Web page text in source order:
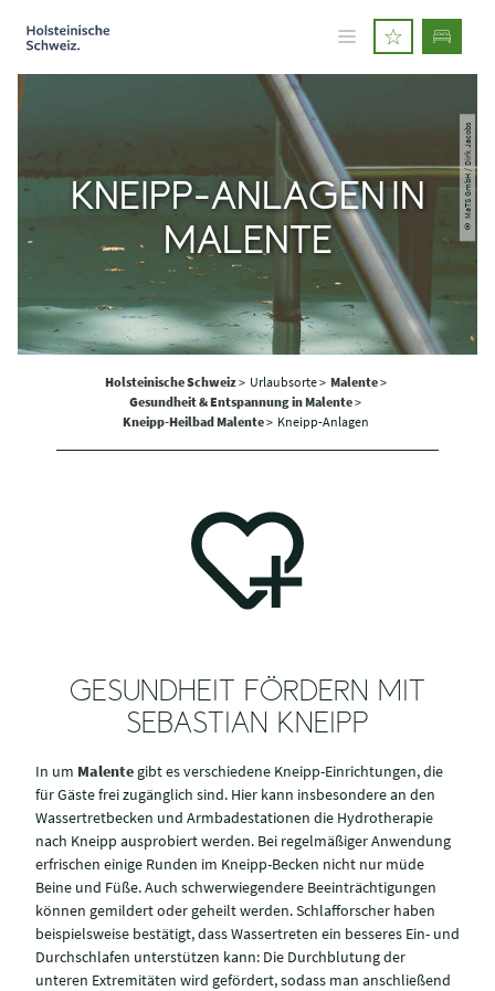
© MaTS GmbH / Dirk Jacobs
KNEIPP-ANLAGEN IN
MALENTE
Holsteinische Schweiz> Urlaubsorte > Malente>
Gesundheit & Entspannung in Malente>
Kneipp-Heilbad Malente> Kneipp-Anlagen
GESUNDHEIT FÖRDERN MIT
SEBASTIAN KNEIPP
In um Malente gibt es verschiedene Kneipp-Einrichtungen, die
für Gäste frei zugänglich sind. Hier kann insbesondere an den
Wassertretbecken und Armbadestationen die Hydrotherapie
nach Kneipp ausprobiert werden. Bei regelmäßiger Anwendung
erfrischen einige Runden im Kneipp-Becken nicht nur müde
Beine und Füße. Auch schwerwiegendere Beeinträchtigungen
können gemildert oder geheilt werden. Schlafforscher haben
beispielsweise bestätigt, dass Wassertreten ein besseres Ein- und
Durchschlafen unterstützen kann: Die Durchblutung der
unteren Extremitäten wird gefördert, sodass man anschließend